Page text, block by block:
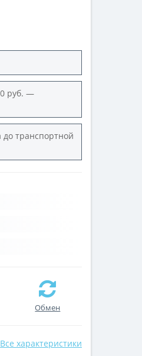
руб. —
транспортной
Обмен
Все характеристики